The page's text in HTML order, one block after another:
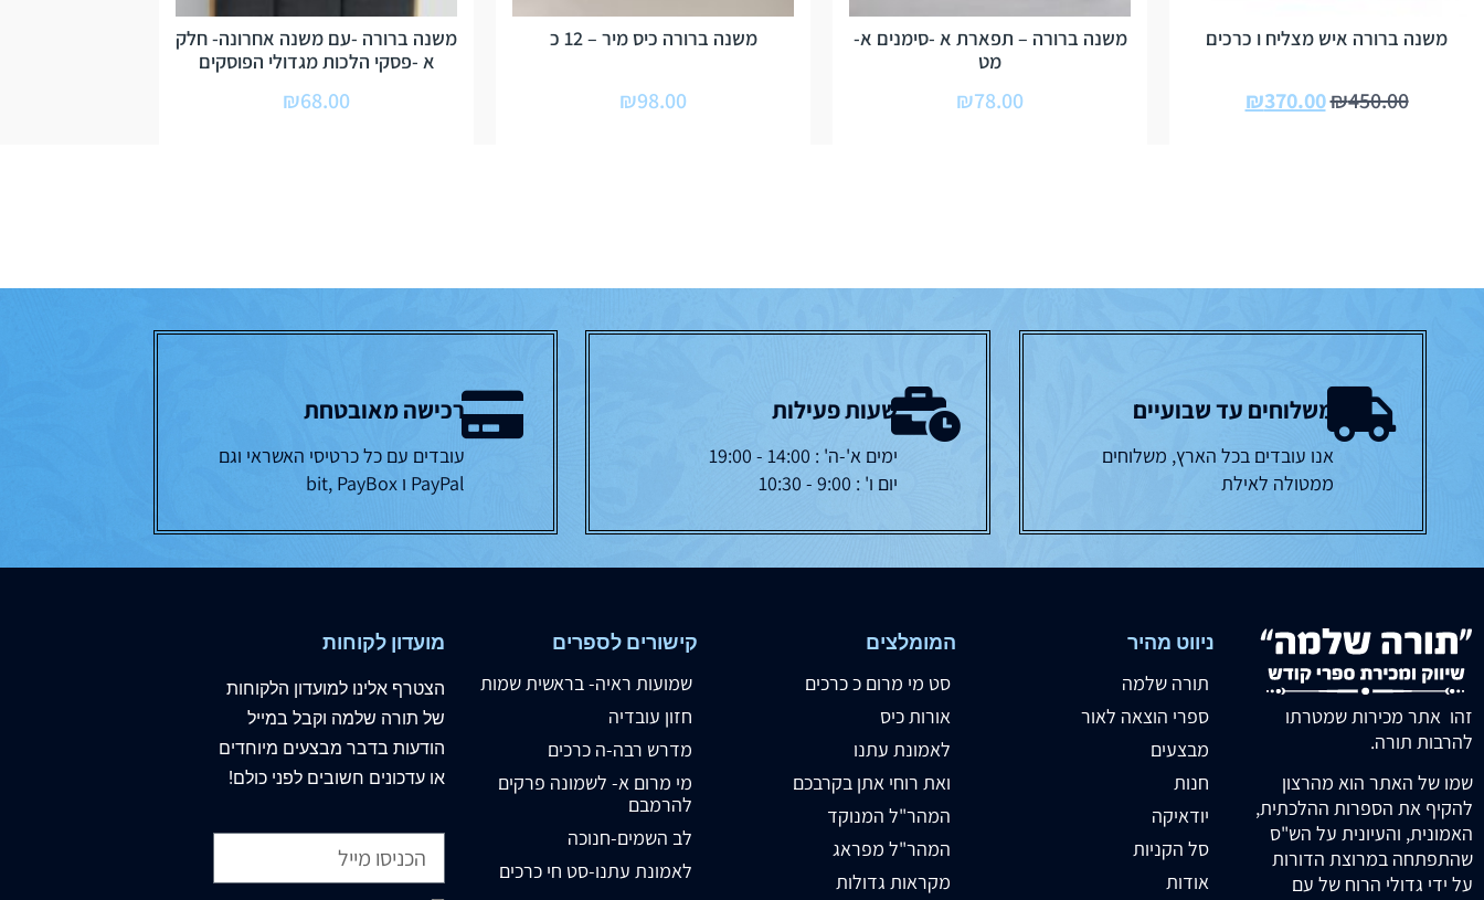
משנה ברורה איש מצליח ו כרכים
₪450.00
₪370.00
משנה ברורה – תפארת א -סימנים א-
מט
₪78.00
משנה ברורה כיס מיר – 12 כ
₪98.00
משנה ברורה -עם משנה אחרונה- חלק
א -פסקי הלכות מגדולי הפוסקים
₪68.00
משלוחים עד שבועיים
אנו עובדים בכל הארץ, משלוחים
ממטולה לאילת
שעות פעילות
ימים א'-ה' : 14:00 - 19:00
יום ו' : 9:00 - 10:30
רכישה מאובטחת
עובדים עם כל כרטיסי האשראי וגם
PayPal ו bit, PayBox
זהו אתר מכירות שמטרתו
להרבות תורה.
שמו של האתר הוא מהרצון
להקיף את הספרות ההלכתית,
האמונית, והעיונית על הש"ס
שהתפתחה במרוצת הדורות
על ידי גדולי הרוח של עם
ניווט מהיר
תורה שלמה
ספרי הוצאה לאור
מבצעים
חנות
יודאיקה
סל הקניות
אודות
המומלצים
סט מי מרום כ כרכים
אורות כיס
לאמונת עתנו
ואת רוחי אתן בקרבכם
המהר"ל המנוקד
המהר"ל מפראג
מקראות גדולות
קישורים לספרים
שמועות ראיה- בראשית שמות
חזון עובדיה
מדרש רבה-ה כרכים
מי מרום א- לשמונה פרקים
להרמבם
לב השמים-חנוכה
לאמונת עתנו-סט חי כרכים
מועדון לקוחות
הצטרף אלינו למועדון הלקוחות
של תורה שלמה וקבל במייל
הודעות בדבר מבצעים מיוחדים
או עדכונים חשובים לפני כולם!